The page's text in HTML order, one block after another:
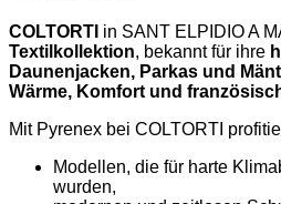
COLTORTI in SANT ELPIDIO A
Textilkollektion, bekannt für ihre
Daunenjacken, Parkas und
Wärme, Komfort und
Mit Pyrenex bei COLTORTI
Modellen, die für harte
wurden,